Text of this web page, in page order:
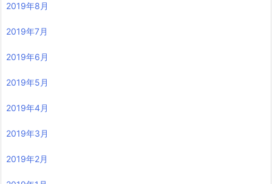
2019年8月
2019年7月
2019年6月
2019年5月
2019年4月
2019年3月
2019年2月